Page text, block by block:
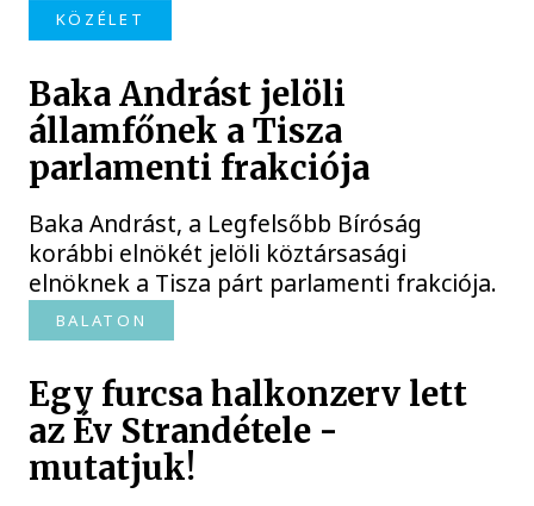
KÖZÉLET
Baka Andrást jelöli
államfőnek a Tisza
parlamenti frakciója
Baka Andrást, a Legfelsőbb Bíróság
korábbi elnökét jelöli köztársasági
elnöknek a Tisza párt parlamenti frakciója.
BALATON
Egy furcsa halkonzerv lett
az Év Strandétele -
mutatjuk!